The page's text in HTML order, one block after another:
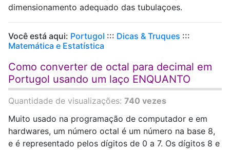
dimensionamento adequado das tubulaçoes.
Você está aqui: Portugol ::: Dicas & Truques :::
Matemática e Estatística
Como converter de octal para decimal em
Portugol usando um laço ENQUANTO
Quantidade de visualizações: 740 vezes
Muito usado na programação de computador e em
hardwares, um número octal é um número na base 8,
e é representado pelos dígitos de 0 a 7. Os dígitos 8 e